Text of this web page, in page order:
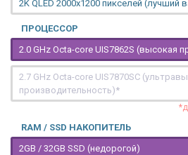
2K QLED 2000х1200 пикселей (лучший
ПРОЦЕССОР
2.0 GHz Octa-core UIS7862S (высокая
2.7 GHz Octa-core UIS7870SC
производительность)*
RAM / SSD НАКОПИТЕЛЬ
2GB / 32GB SSD (недорогой)